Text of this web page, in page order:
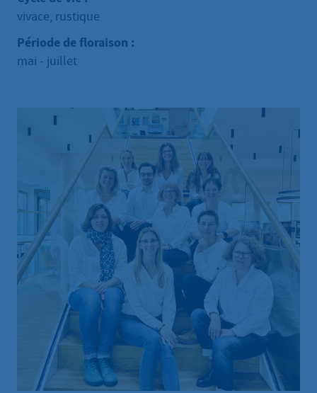
vivace, rustique
Période de floraison :
mai - juillet